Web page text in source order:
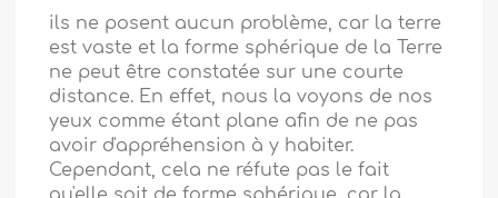
ils ne posent aucun problème, car la terre
est vaste et la forme sphérique de la Terre
ne peut être constatée sur une courte
distance. En effet, nous la voyons de nos
yeux comme étant plane afin de ne pas
avoir d'appréhension à y habiter.
Cependant, cela ne réfute pas le fait